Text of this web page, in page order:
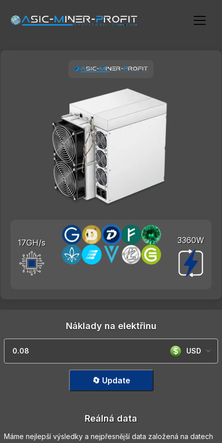
17GH/s 3360W
Náklady na elektřinu
USD
🔄 Update
Reálná data
Máme nejlepší výsledky a nejpřesnější data založená na datech